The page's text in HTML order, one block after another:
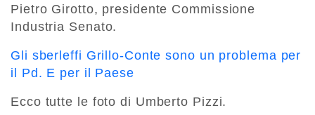
Pietro Girotto, presidente Commissione
Industria Senato.
Gli sberleffi Grillo-Conte sono un problema per
il Pd. E per il Paese
Ecco tutte le foto di Umberto Pizzi.